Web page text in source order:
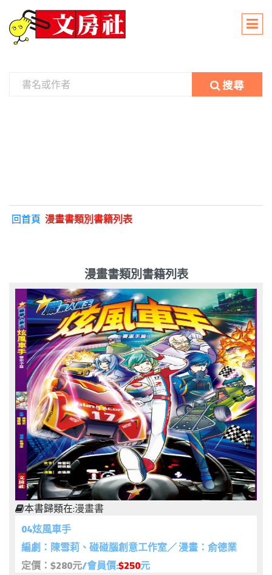
搜尋
回首頁 漫畫書類別書籍列表
漫畫書類別書籍列表
本書歸類在:漫畫書
04炫風車手
編劇：陳雪莉、碰碰腦創意工作室／ 漫畫：俞德業
定價：$280元/會員價:$250元